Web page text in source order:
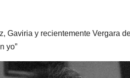
Gaviria y recientemente Vergara
yo”